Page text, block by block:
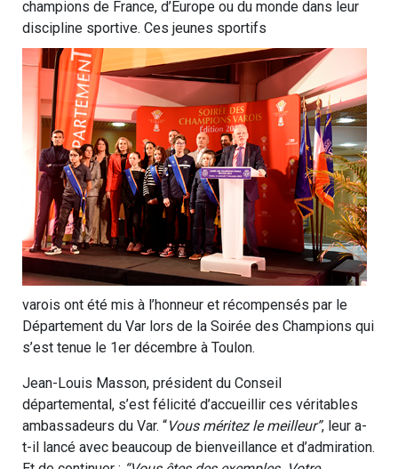
champions de France, d’Europe ou du monde dans leur
discipline sportive. Ces jeunes sportifs
varois ont été mis à l’honneur et récompensés par le
Département du Var lors de la Soirée des Champions qui
s’est tenue le 1er décembre à Toulon.
Jean-Louis Masson, président du Conseil
départemental, s’est félicité d’accueillir ces véritables
ambassadeurs du Var. “Vous méritez le meilleur”, leur a-
t-il lancé avec beaucoup de bienveillance et d’admiration.